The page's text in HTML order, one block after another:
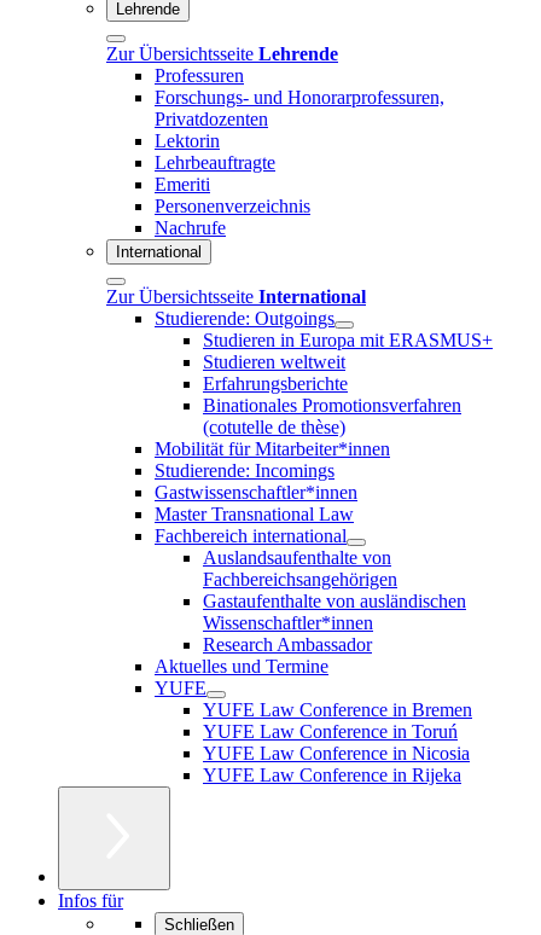
Lehrende
Zur Übersichtsseite Lehrende
Professuren
Forschungs- und Honorarprofessuren,
Privatdozenten
Lektorin
Lehrbeauftragte
Emeriti
Personenverzeichnis
Nachrufe
International
Zur Übersichtsseite International
Studierende: Outgoings
Studieren in Europa mit ERASMUS+
Studieren weltweit
Erfahrungsberichte
Binationales Promotionsverfahren
(cotutelle de thèse)
Mobilität für Mitarbeiter*innen
Studierende: Incomings
Gastwissenschaftler*innen
Master Transnational Law
Fachbereich international
Auslandsaufenthalte von
Fachbereichsangehörigen
Gastaufenthalte von ausländischen
Wissenschaftler*innen
Research Ambassador
Aktuelles und Termine
YUFE
YUFE Law Conference in Bremen
YUFE Law Conference in Toruń
YUFE Law Conference in Nicosia
YUFE Law Conference in Rijeka
Infos für
Schließen